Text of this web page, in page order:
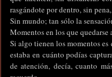
rasgándote por dentro, sin
Sin mundo; tan sólo la
Momentos en los que quedarse
Si algo tienen los momentos
estaba en cuánto podías
de atención, decía, cuanto